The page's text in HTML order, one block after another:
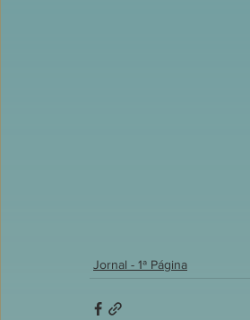
Jornal - 1ª Página